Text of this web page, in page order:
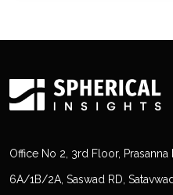
Office No 2, 3rd Floor, Prasanna
6A/1B/2A, Saswad RD,